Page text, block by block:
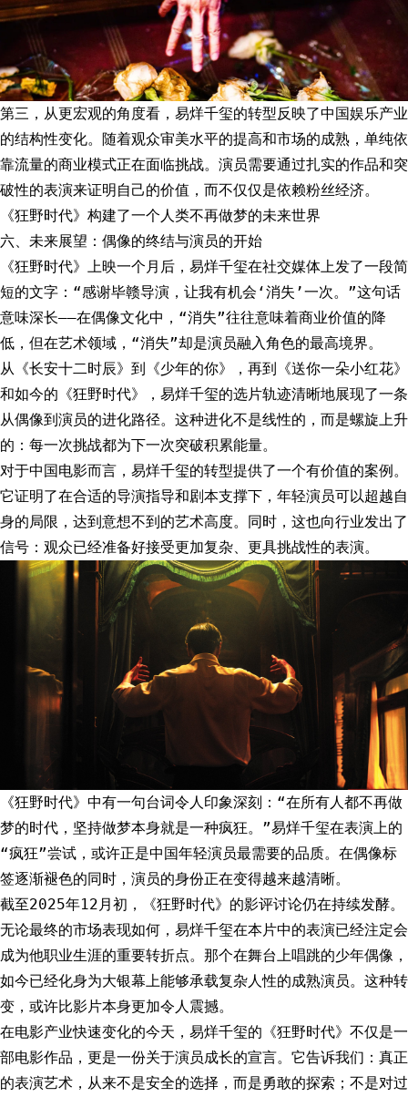
第三，从更宏观的角度看，易烊千玺的转型反映了中国娱乐产业
的结构性变化。随着观众审美水平的提高和市场的成熟，单纯依
靠流量的商业模式正在面临挑战。演员需要通过扎实的作品和突
破性的表演来证明自己的价值，而不仅仅是依赖粉丝经济。
《狂野时代》构建了一个人类不再做梦的未来世界
六、未来展望：偶像的终结与演员的开始
《狂野时代》上映一个月后，易烊千玺在社交媒体上发了一段简
短的文字：“感谢毕赣导演，让我有机会‘消失’一次。”这句话
意味深长——在偶像文化中，“消失”往往意味着商业价值的降
低，但在艺术领域，“消失”却是演员融入角色的最高境界。
从《长安十二时辰》到《少年的你》，再到《送你一朵小红花》
和如今的《狂野时代》，易烊千玺的选片轨迹清晰地展现了一条
从偶像到演员的进化路径。这种进化不是线性的，而是螺旋上升
的：每一次挑战都为下一次突破积累能量。
对于中国电影而言，易烊千玺的转型提供了一个有价值的案例。
它证明了在合适的导演指导和剧本支撑下，年轻演员可以超越自
身的局限，达到意想不到的艺术高度。同时，这也向行业发出了
信号：观众已经准备好接受更加复杂、更具挑战性的表演。
《狂野时代》中有一句台词令人印象深刻：“在所有人都不再做
梦的时代，坚持做梦本身就是一种疯狂。”易烊千玺在表演上的
“疯狂”尝试，或许正是中国年轻演员最需要的品质。在偶像标
签逐渐褪色的同时，演员的身份正在变得越来越清晰。
截至2025年12月初，《狂野时代》的影评讨论仍在持续发酵。
无论最终的市场表现如何，易烊千玺在本片中的表演已经注定会
成为他职业生涯的重要转折点。那个在舞台上唱跳的少年偶像，
如今已经化身为大银幕上能够承载复杂人性的成熟演员。这种转
变，或许比影片本身更加令人震撼。
在电影产业快速变化的今天，易烊千玺的《狂野时代》不仅是一
部电影作品，更是一份关于演员成长的宣言。它告诉我们：真正
的表演艺术，从来不是安全的选择，而是勇敢的探索；不是对过